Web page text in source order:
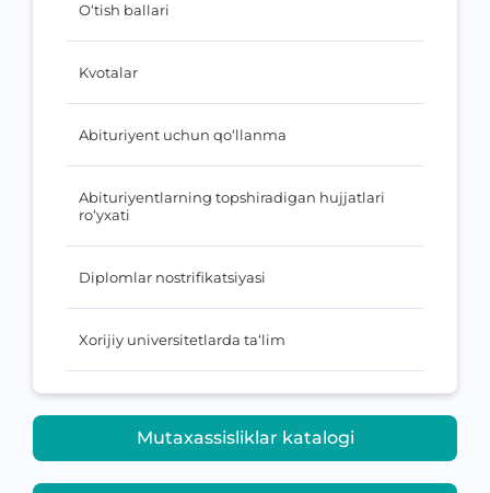
O‘tish ballari
Kvotalar
Abituriyent uchun qo‘llanma
Abituriyentlarning topshiradigan hujjatlari
ro‘yxati
Diplomlar nostrifikatsiyasi
Xorijiy universitetlarda ta‘lim
Mutaxassisliklar katalogi